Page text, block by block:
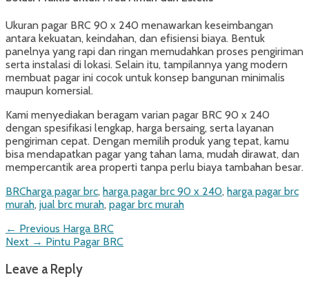
Ukuran pagar BRC 90 x 240 menawarkan keseimbangan
antara kekuatan, keindahan, dan efisiensi biaya. Bentuk
panelnya yang rapi dan ringan memudahkan proses pengiriman
serta instalasi di lokasi. Selain itu, tampilannya yang modern
membuat pagar ini cocok untuk konsep bangunan minimalis
maupun komersial.
Kami menyediakan beragam varian pagar BRC 90 x 240
dengan spesifikasi lengkap, harga bersaing, serta layanan
pengiriman cepat. Dengan memilih produk yang tepat, kamu
bisa mendapatkan pagar yang tahan lama, mudah dirawat, dan
mempercantik area properti tanpa perlu biaya tambahan besar.
Categories
BRCTags
harga pagar brc, harga pagar brc 90 x 240, harga pagar brc
murah, jual brc murah, pagar brc murah
Post
navigation
← Previous Previous
post:
Harga BRC
Next → Next
Pintu Pagar BRC
Leave a Reply